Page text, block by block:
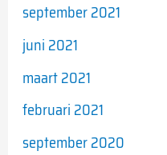
september 2021
juni 2021
maart 2021
februari 2021
september 2020